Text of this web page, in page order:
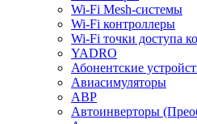
Wi-Fi Mesh-системы
Wi-Fi контроллеры
Wi-Fi точки доступа
YADRO
Абонентские
Авиасимуляторы
АВР
Автоинверторы